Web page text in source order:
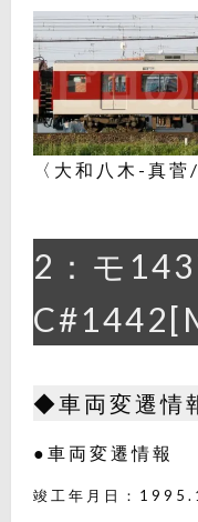
〈大和八木-真
2：モ
◆車両変遷情
●車両変遷情報
竣工年月日：